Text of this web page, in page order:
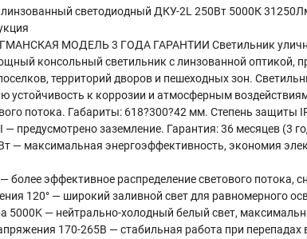
светодиодный ДКУ-2L 250Вт 5000К
МОДЕЛЬ 3 ГОДА ГАРАНТИИ Светильник
консольный светильник с линзованной оптикой,
территорий дворов и пешеходных зон.
устойчивость к коррозии и атмосферным
потока. Габариты: 618?300?42 мм. Степень
— предусмотрено заземление. Гарантия: 36 месяцев (3
— максимальная энергоэффективность, экономия
более эффективное распределение светового потока,
120° — широкий заливной свет для равномерного
5000K — нейтрально-холодный белый свет,
170-265В — стабильная работа при перепадах